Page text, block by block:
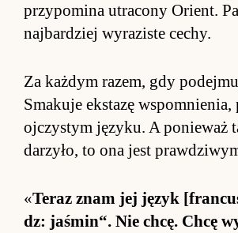
przy­po­mina utracony Orient.
naj­bar­dziej wy­raziste cechy.
Za każ­dym razem, gdy
Sma­kuje eks­tazę
oj­czystym języku. A po­nie­waż
darzyło, to ona jest
«Te­raz znam jej język
dz: ja­śmi­n“. Nie chcę. Chcę